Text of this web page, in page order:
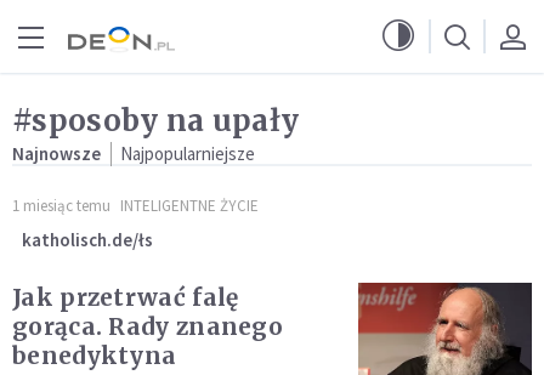
#sposoby na upały
Najnowsze Najpopularniejsze
1 miesiąc temu INTELIGENTNE ŻYCIE
katholisch.de/łs
Jak przetrwać falę
gorąca. Rady znanego
benedyktyna